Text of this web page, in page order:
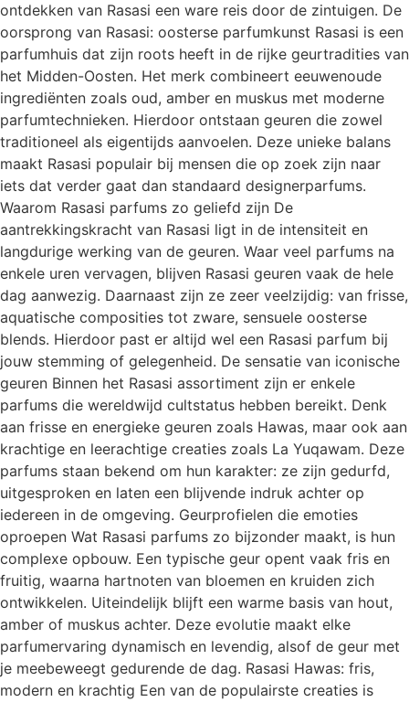
ontdekken van Rasasi een ware reis door de zintuigen. De
oorsprong van Rasasi: oosterse parfumkunst Rasasi is een
parfumhuis dat zijn roots heeft in de rijke geurtradities van
het Midden-Oosten. Het merk combineert eeuwenoude
ingrediënten zoals oud, amber en muskus met moderne
parfumtechnieken. Hierdoor ontstaan geuren die zowel
traditioneel als eigentijds aanvoelen. Deze unieke balans
maakt Rasasi populair bij mensen die op zoek zijn naar
iets dat verder gaat dan standaard designerparfums.
Waarom Rasasi parfums zo geliefd zijn De
aantrekkingskracht van Rasasi ligt in de intensiteit en
langdurige werking van de geuren. Waar veel parfums na
enkele uren vervagen, blijven Rasasi geuren vaak de hele
dag aanwezig. Daarnaast zijn ze zeer veelzijdig: van frisse,
aquatische composities tot zware, sensuele oosterse
blends. Hierdoor past er altijd wel een Rasasi parfum bij
jouw stemming of gelegenheid. De sensatie van iconische
geuren Binnen het Rasasi assortiment zijn er enkele
parfums die wereldwijd cultstatus hebben bereikt. Denk
aan frisse en energieke geuren zoals Hawas, maar ook aan
krachtige en leerachtige creaties zoals La Yuqawam. Deze
parfums staan bekend om hun karakter: ze zijn gedurfd,
uitgesproken en laten een blijvende indruk achter op
iedereen in de omgeving. Geurprofielen die emoties
oproepen Wat Rasasi parfums zo bijzonder maakt, is hun
complexe opbouw. Een typische geur opent vaak fris en
fruitig, waarna hartnoten van bloemen en kruiden zich
ontwikkelen. Uiteindelijk blijft een warme basis van hout,
amber of muskus achter. Deze evolutie maakt elke
parfumervaring dynamisch en levendig, alsof de geur met
je meebeweegt gedurende de dag. Rasasi Hawas: fris,
modern en krachtig Een van de populairste creaties is